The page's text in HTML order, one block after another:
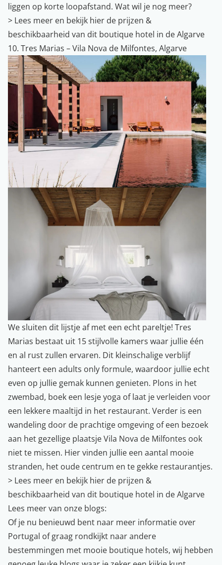
liggen op korte loopafstand. Wat wil je nog meer?
> Lees meer en bekijk hier de prijzen &
beschikbaarheid van dit boutique hotel in de Algarve
10. Tres Marias – Vila Nova de Milfontes, Algarve
We sluiten dit lijstje af met een echt pareltje! Tres
Marias bestaat uit 15 stijlvolle kamers waar jullie één
en al rust zullen ervaren. Dit kleinschalige verblijf
hanteert een adults only formule, waardoor jullie echt
even op jullie gemak kunnen genieten. Plons in het
zwembad, boek een lesje yoga of laat je verleiden voor
een lekkere maaltijd in het restaurant. Verder is een
wandeling door de prachtige omgeving of een bezoek
aan het gezellige plaatsje Vila Nova de Milfontes ook
niet te missen. Hier vinden jullie een aantal mooie
stranden, het oude centrum en te gekke restaurantjes.
> Lees meer en bekijk hier de prijzen &
beschikbaarheid van dit boutique hotel in de Algarve
Lees meer van onze blogs:
Of je nu benieuwd bent naar meer informatie over
Portugal of graag rondkijkt naar andere
bestemmingen met mooie boutique hotels, wij hebben